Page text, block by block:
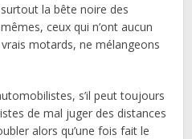
la bête noire des
ceux qui n’ont aucun
motards, ne mélangeons
s’il peut toujours
de mal juger des distances
alors qu’une fois fait le